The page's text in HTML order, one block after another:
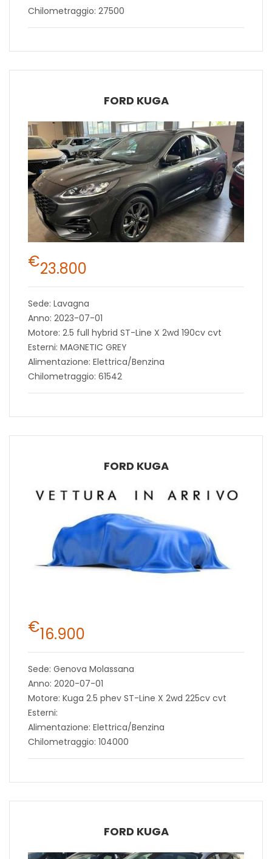
Chilometraggio: 27500
FORD KUGA
€23.800
Sede: Lavagna
Anno: 2023-07-01
Motore: 2.5 full hybrid ST-Line X 2wd 190cv cvt
Esterni: MAGNETIC GREY
Alimentazione: Elettrica/Benzina
Chilometraggio: 61542
FORD KUGA
€16.900
Sede: Genova Molassana
Anno: 2020-07-01
Motore: Kuga 2.5 phev ST-Line X 2wd 225cv cvt
Esterni:
Alimentazione: Elettrica/Benzina
Chilometraggio: 104000
FORD KUGA